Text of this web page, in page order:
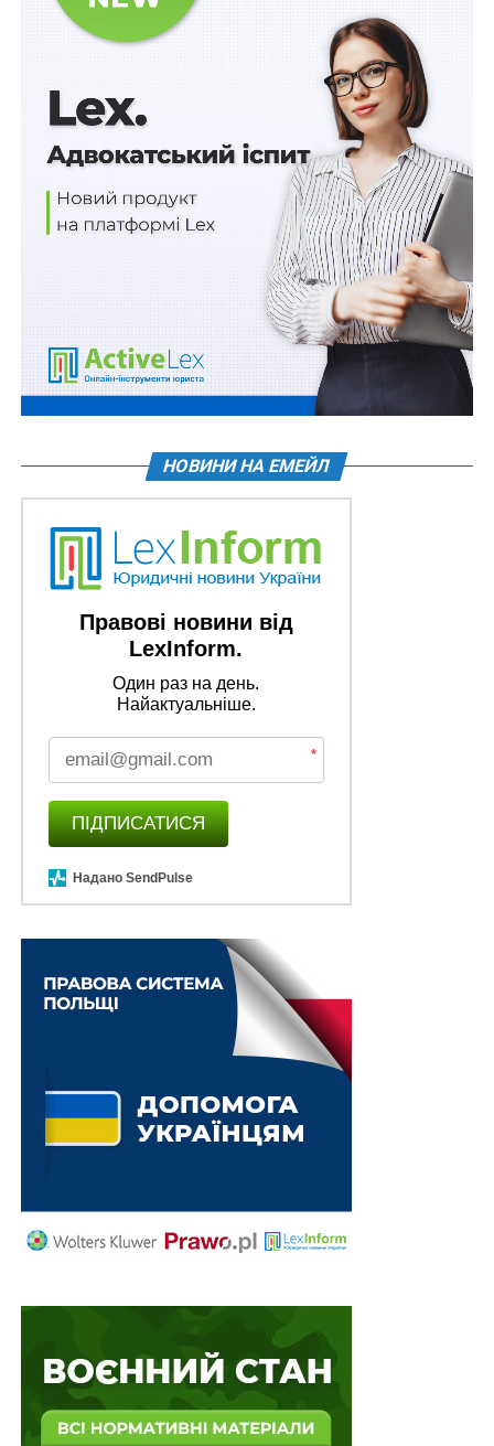
базуватися у тимчасових пунктах
Витяги з Реєстру ветеранів видаватимуть
також їхнім дітям для оформлення підтримки
для…
Єдиний Класифікатор професій замість Реєстру
кваліфікацій
Деякі записи Єдиного реєстру зниклих безвісти
заблокують 1 серпня
LEX
ПОСТАНОВА КМУ
СОЦІАЛЬНЕ СТРАХУВАННЯ
НАСТУПНА
Затверджено критерії стимулюючого ефекту
держдопомога на будівництво місцевої
НЕ ПРОПУСТІТЬ
Утворено 5 міжрегіональних управлінь
НОВИНИ НА ЕМЕЙЛ
Правові новини від
LexInform.
Один раз на день.
Найактуальніше.
*
ПІДПИСАТИСЯ
Надано SendPulse